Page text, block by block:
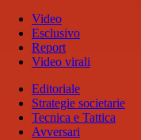
Video
Esclusivo
Report
Video virali
Editoriale
Strategie societarie
Tecnica e Tattica
Avversari